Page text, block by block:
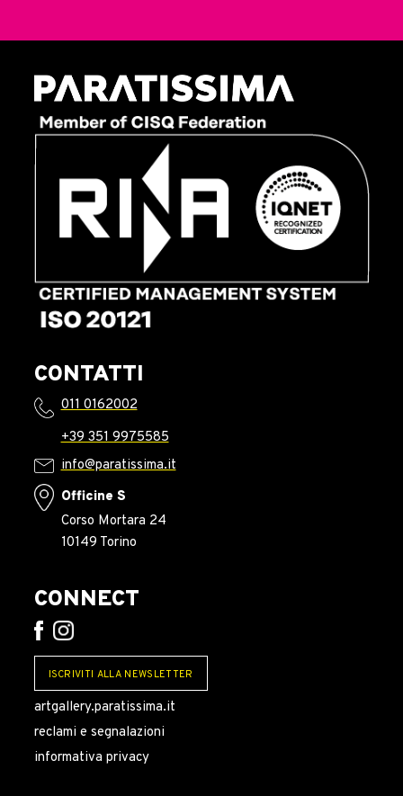
CONTATTI
011 0162002
+39 351 9975585
info@paratissima.it
Officine S
Corso Mortara 24
10149 Torino
CONNECT
ISCRIVITI ALLA NEWSLETTER
artgallery.paratissima.it
reclami e segnalazioni
informativa privacy